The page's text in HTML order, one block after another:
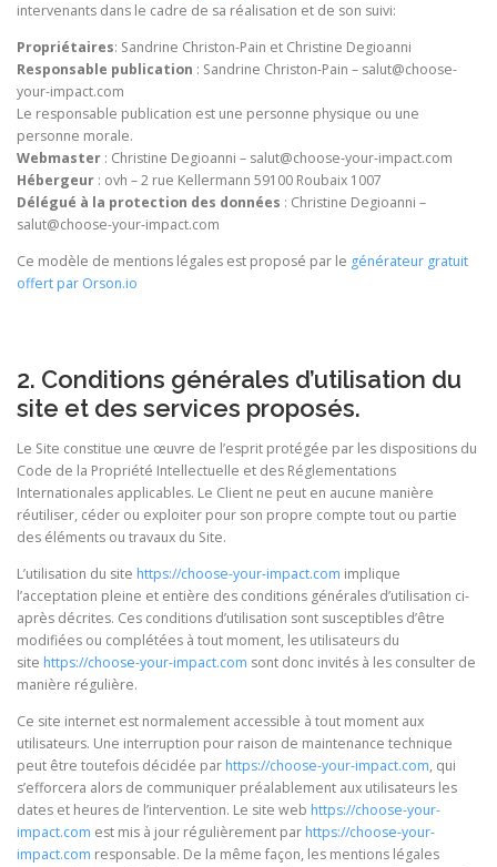
intervenants dans le cadre de sa réalisation et de son suivi:
Propriétaires: Sandrine Christon-Pain et Christine Degioanni
Responsable publication : Sandrine Christon-Pain – salut@choose-
your-impact.com
Le responsable publication est une personne physique ou une
personne morale.
Webmaster : Christine Degioanni – salut@choose-your-impact.com
Hébergeur : ovh – 2 rue Kellermann 59100 Roubaix 1007
Délégué à la protection des données : Christine Degioanni –
salut@choose-your-impact.com
Ce modèle de mentions légales est proposé par le générateur gratuit
offert par Orson.io
2. Conditions générales d’utilisation du
site et des services proposés.
Le Site constitue une œuvre de l’esprit protégée par les dispositions du
Code de la Propriété Intellectuelle et des Réglementations
Internationales applicables. Le Client ne peut en aucune manière
réutiliser, céder ou exploiter pour son propre compte tout ou partie
des éléments ou travaux du Site.
L’utilisation du site https://choose-your-impact.com implique
l’acceptation pleine et entière des conditions générales d’utilisation ci-
après décrites. Ces conditions d’utilisation sont susceptibles d’être
modifiées ou complétées à tout moment, les utilisateurs du
site https://choose-your-impact.com sont donc invités à les consulter de
manière régulière.
Ce site internet est normalement accessible à tout moment aux
utilisateurs. Une interruption pour raison de maintenance technique
peut être toutefois décidée par https://choose-your-impact.com, qui
s’efforcera alors de communiquer préalablement aux utilisateurs les
dates et heures de l’intervention. Le site web https://choose-your-
impact.com est mis à jour régulièrement par https://choose-your-
impact.com responsable. De la même façon, les mentions légales